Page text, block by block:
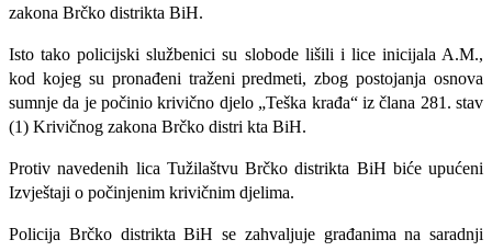
zakona Brčko distrikta BiH.
Isto tako policijski službenici su slobode lišili i lice inicijala A.M.,
kod kojeg su pronađeni traženi predmeti, zbog postojanja osnova
sumnje da je počinio krivično djelo „Teška krađa“ iz člana 281. stav
(1) Krivičnog zakona Brčko distri kta BiH.
Protiv navedenih lica Tužilaštvu Brčko distrikta BiH biće upućeni
Izvještaji o počinjenim krivičnim djelima.
Policija Brčko distrikta BiH se zahvaljuje građanima na saradnji